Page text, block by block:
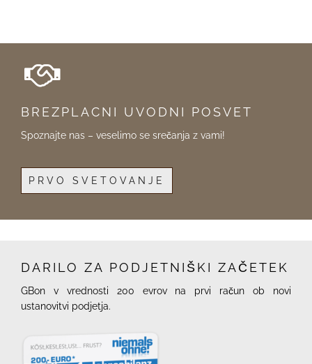
BREZPLACNI UVODNI POSVET
Spoznajte nas – veselimo se srečanja z vami!
PRVO SVETOVANJE
DARILO ZA PODJETNIŠKI ZAČETEK
GBon v vrednosti 200 evrov na prvi račun ob novi
ustanovitvi podjetja.